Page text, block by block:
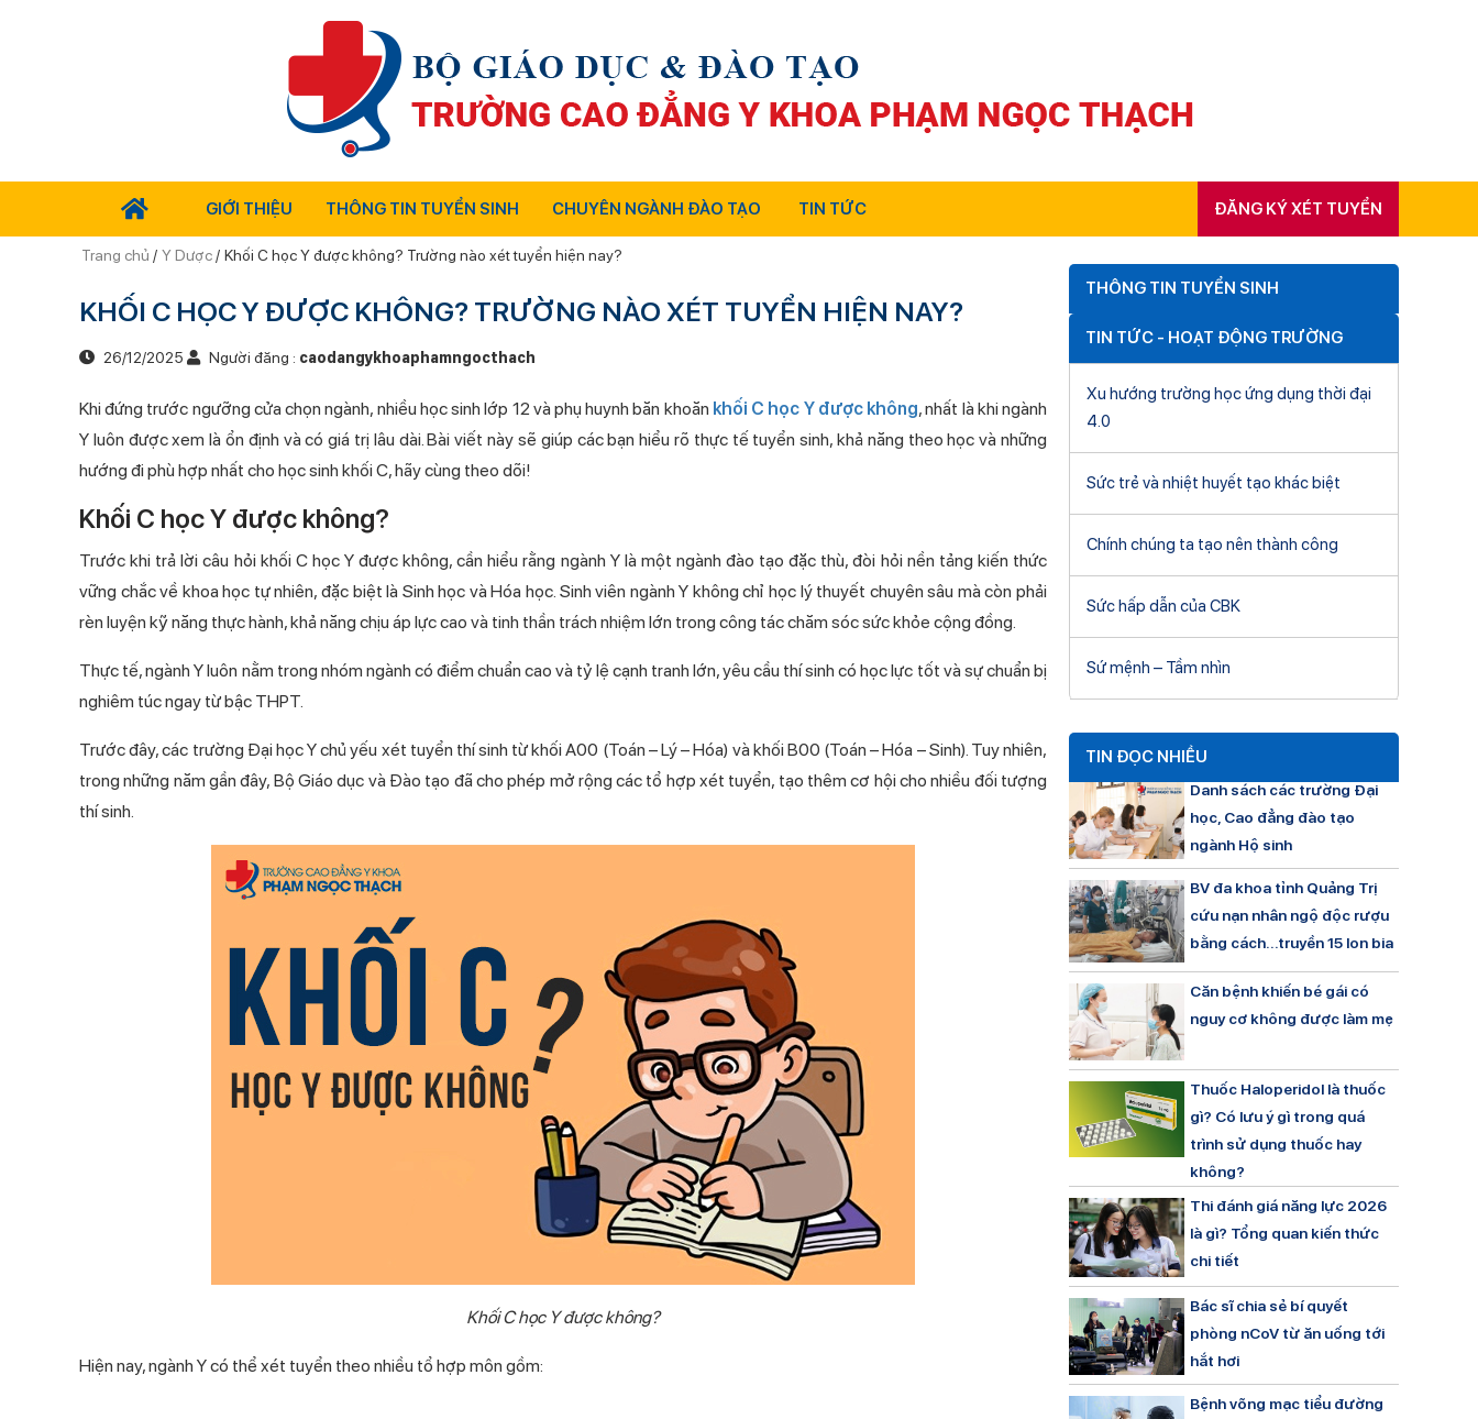
GIỚI THIỆU THÔNG TIN TUYỂN SINH CHUYÊN NGÀNH ĐÀO TẠO TIN TỨC ĐĂNG KÝ XÉT TUYỂN
Trang chủ / Y Dược/ Khối C học Y được không? Trường nào xét tuyển hiện nay?
KHỐI C HỌC Y ĐƯỢC KHÔNG? TRƯỜNG NÀO XÉT TUYỂN HIỆN NAY?
26/12/2025 Người đăng : caodangykhoaphamngocthach
Khi đứng trước ngưỡng cửa chọn ngành, nhiều học sinh lớp 12 và phụ huynh băn khoăn khối C học Y được không, nhất là khi ngành
Y luôn được xem là ổn định và có giá trị lâu dài. Bài viết này sẽ giúp các bạn hiểu rõ thực tế tuyển sinh, khả năng theo học và những
hướng đi phù hợp nhất cho học sinh khối C, hãy cùng theo dõi!
Khối C học Y được không?
Trước khi trả lời câu hỏi khối C học Y được không, cần hiểu rằng ngành Y là một ngành đào tạo đặc thù, đòi hỏi nền tảng kiến thức
vững chắc về khoa học tự nhiên, đặc biệt là Sinh học và Hóa học. Sinh viên ngành Y không chỉ học lý thuyết chuyên sâu mà còn phải
rèn luyện kỹ năng thực hành, khả năng chịu áp lực cao và tinh thần trách nhiệm lớn trong công tác chăm sóc sức khỏe cộng đồng.
Thực tế, ngành Y luôn nằm trong nhóm ngành có điểm chuẩn cao và tỷ lệ cạnh tranh lớn, yêu cầu thí sinh có học lực tốt và sự chuẩn bị
nghiêm túc ngay từ bậc THPT.
Trước đây, các trường Đại học Y chủ yếu xét tuyển thí sinh từ khối A00 (Toán – Lý – Hóa) và khối B00 (Toán – Hóa – Sinh). Tuy nhiên,
trong những năm gần đây, Bộ Giáo dục và Đào tạo đã cho phép mở rộng các tổ hợp xét tuyển, tạo thêm cơ hội cho nhiều đối tượng
thí sinh.
Khối C học Y được không?
Hiện nay, ngành Y có thể xét tuyển theo nhiều tổ hợp môn gồm:
THÔNG TIN TUYỂN SINH
TIN TỨC - HOẠT ĐỘNG TRƯỜNG
Xu hướng trường học ứng dụng thời đại
4.0
Sức trẻ và nhiệt huyết tạo khác biệt
Chính chúng ta tạo nên thành công
Sức hấp dẫn của CBK
Sứ mệnh – Tầm nhìn
TIN ĐỌC NHIỀU
Danh sách các trường Đại
học, Cao đẳng đào tạo
ngành Hộ sinh
BV đa khoa tỉnh Quảng Trị
cứu nạn nhân ngộ độc rượu
bằng cách…truyền 15 lon bia
Căn bệnh khiến bé gái có
nguy cơ không được làm mẹ
Thuốc Haloperidol là thuốc
gì? Có lưu ý gì trong quá
trình sử dụng thuốc hay
không?
Thi đánh giá năng lực 2026
là gì? Tổng quan kiến thức
chi tiết
Bác sĩ chia sẻ bí quyết
phòng nCoV từ ăn uống tới
hắt hơi
Bệnh võng mạc tiểu đường